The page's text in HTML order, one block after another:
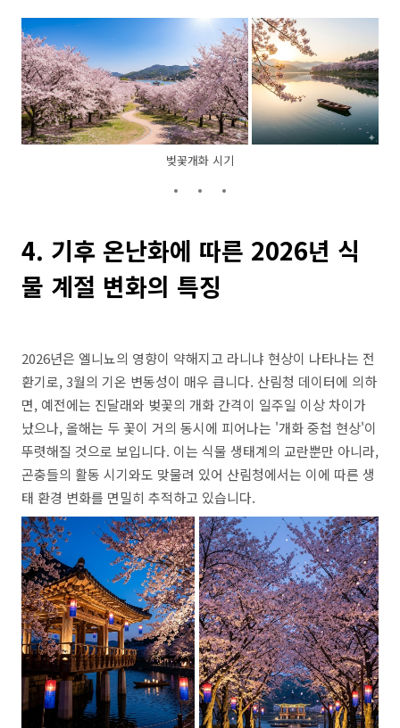
벚꽃개화 시기
4. 기후 온난화에 따른 2026년 식
물 계절 변화의 특징
2026년은 엘니뇨의 영향이 약해지고 라니냐 현상이 나타나는 전
환기로, 3월의 기온 변동성이 매우 큽니다. 산림청 데이터에 의하
면, 예전에는 진달래와 벚꽃의 개화 간격이 일주일 이상 차이가
났으나, 올해는 두 꽃이 거의 동시에 피어나는 '개화 중첩 현상'이
뚜렷해질 것으로 보입니다. 이는 식물 생태계의 교란뿐만 아니라,
곤충들의 활동 시기와도 맞물려 있어 산림청에서는 이에 따른 생
태 환경 변화를 면밀히 추적하고 있습니다.